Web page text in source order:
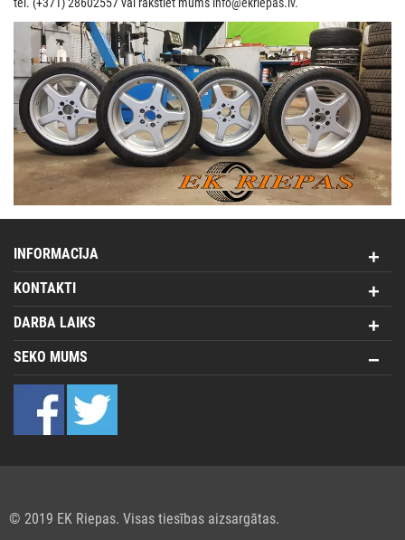
INFORMACĪJA
KONTAKTI
DARBA LAIKS
SEKO MUMS
© 2019 EK Riepas. Visas tiesības aizsargātas.